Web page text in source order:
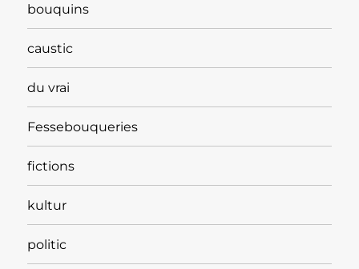
bouquins
caustic
du vrai
Fessebouqueries
fictions
kultur
politic